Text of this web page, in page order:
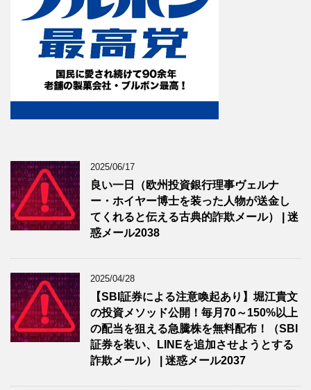
2025/06/17
良い一日（欧州投資銀行理事ヴェルナ
ー・ホイヤー博士を装った人物が送金し
てくれると伝える古典的詐欺メール） | 迷
惑メール2038
2025/04/28
【SBI証券による注意喚起あり】堀江貴文
の投資メソッド公開！毎月70～150%以上
の配当を狙える急騰株を無料配布！（SBI
証券を装い、LINEを追加させようとする
詐欺メール） | 迷惑メール2037